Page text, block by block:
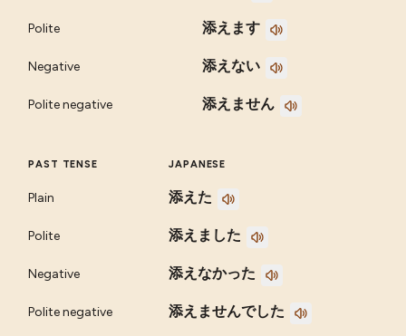
Polite 添えます
Negative 添えない
Polite negative 添えません
PAST TENSE JAPANESE
Plain 添えた
Polite 添えました
Negative 添えなかった
Polite negative 添えませんでした